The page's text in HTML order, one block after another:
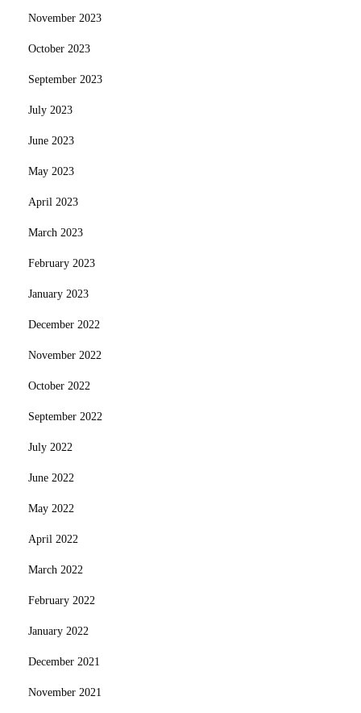
November 2023
October 2023
September 2023
July 2023
June 2023
May 2023
April 2023
March 2023
February 2023
January 2023
December 2022
November 2022
October 2022
September 2022
July 2022
June 2022
May 2022
April 2022
March 2022
February 2022
January 2022
December 2021
November 2021